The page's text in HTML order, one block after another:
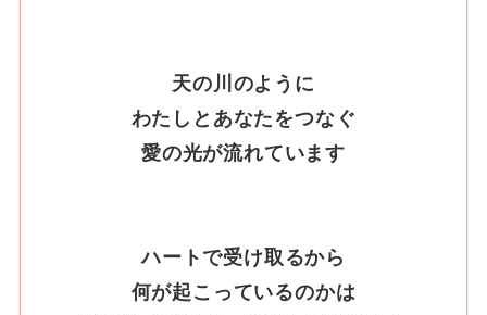
天の川のように
わたしとあなたをつなぐ
愛の光が流れています
ハートで受け取るから
何が起こっているのかは